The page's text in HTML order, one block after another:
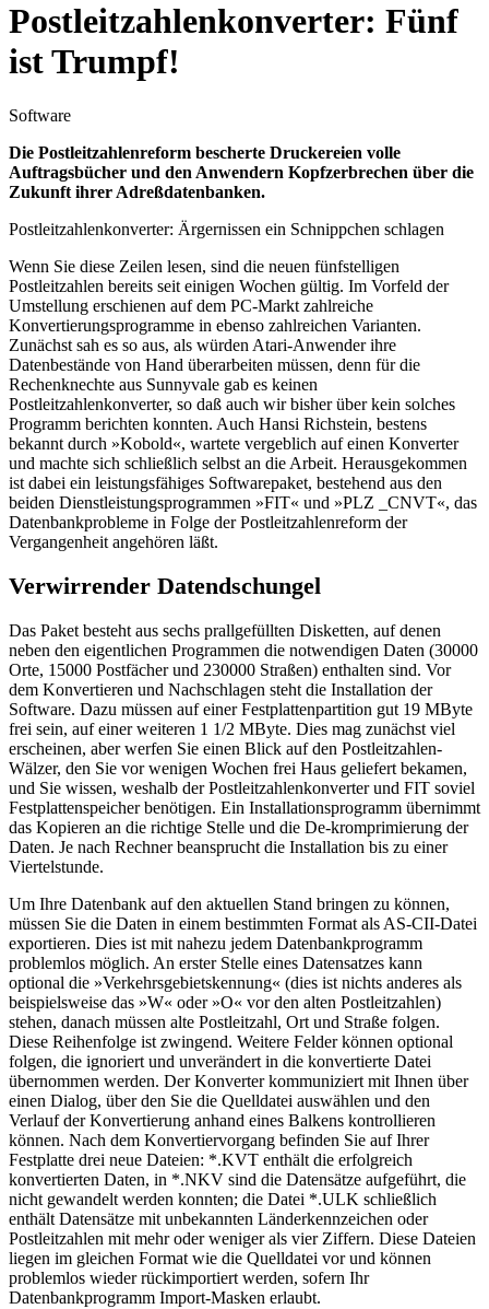
Postleitzahlenkonverter: Fünf
ist Trumpf!
Software
Die Postleitzahlenreform bescherte Druckereien volle
Auftragsbücher und den Anwendern Kopfzerbrechen über die
Zukunft ihrer Adreßdatenbanken.
Postleitzahlenkonverter: Ärgernissen ein Schnippchen schlagen
Wenn Sie diese Zeilen lesen, sind die neuen fünfstelligen
Postleitzahlen bereits seit einigen Wochen gültig. Im Vorfeld der
Umstellung erschienen auf dem PC-Markt zahlreiche
Konvertierungsprogramme in ebenso zahlreichen Varianten.
Zunächst sah es so aus, als würden Atari-Anwender ihre
Datenbestände von Hand überarbeiten müssen, denn für die
Rechenknechte aus Sunnyvale gab es keinen
Postleitzahlenkonverter, so daß auch wir bisher über kein solches
Programm berichten konnten. Auch Hansi Richstein, bestens
bekannt durch »Kobold«, wartete vergeblich auf einen Konverter
und machte sich schließlich selbst an die Arbeit. Herausgekommen
ist dabei ein leistungsfähiges Softwarepaket, bestehend aus den
beiden Dienstleistungsprogrammen »FIT« und »PLZ _CNVT«, das
Datenbankprobleme in Folge der Postleitzahlenreform der
Vergangenheit angehören läßt.
Verwirrender Datendschungel
Das Paket besteht aus sechs prallgefüllten Disketten, auf denen
neben den eigentlichen Programmen die notwendigen Daten (30000
Orte, 15000 Postfächer und 230000 Straßen) enthalten sind. Vor
dem Konvertieren und Nachschlagen steht die Installation der
Software. Dazu müssen auf einer Festplattenpartition gut 19 MByte
frei sein, auf einer weiteren 1 1/2 MByte. Dies mag zunächst viel
erscheinen, aber werfen Sie einen Blick auf den Postleitzahlen-
Wälzer, den Sie vor wenigen Wochen frei Haus geliefert bekamen,
und Sie wissen, weshalb der Postleitzahlenkonverter und FIT soviel
Festplattenspeicher benötigen. Ein Installationsprogramm übernimmt
das Kopieren an die richtige Stelle und die De-kromprimierung der
Daten. Je nach Rechner beansprucht die Installation bis zu einer
Viertelstunde.
Um Ihre Datenbank auf den aktuellen Stand bringen zu können,
müssen Sie die Daten in einem bestimmten Format als AS-CII-Datei
exportieren. Dies ist mit nahezu jedem Datenbankprogramm
problemlos möglich. An erster Stelle eines Datensatzes kann
optional die »Verkehrsgebietskennung« (dies ist nichts anderes als
beispielsweise das »W« oder »O« vor den alten Postleitzahlen)
stehen, danach müssen alte Postleitzahl, Ort und Straße folgen.
Diese Reihenfolge ist zwingend. Weitere Felder können optional
folgen, die ignoriert und unverändert in die konvertierte Datei
übernommen werden. Der Konverter kommuniziert mit Ihnen über
einen Dialog, über den Sie die Quelldatei auswählen und den
Verlauf der Konvertierung anhand eines Balkens kontrollieren
können. Nach dem Konvertiervorgang befinden Sie auf Ihrer
Festplatte drei neue Dateien: *.KVT enthält die erfolgreich
konvertierten Daten, in *.NKV sind die Datensätze aufgeführt, die
nicht gewandelt werden konnten; die Datei *.ULK schließlich
enthält Datensätze mit unbekannten Länderkennzeichen oder
Postleitzahlen mit mehr oder weniger als vier Ziffern. Diese Dateien
liegen im gleichen Format wie die Quelldatei vor und können
problemlos wieder rückimportiert werden, sofern Ihr
Datenbankprogramm Import-Masken erlaubt.